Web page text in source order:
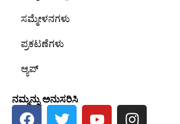
ಸಮ್ಮೇಳನಗಳು
ಪ್ರಕಟಣೆಗಳು
ಆ್ಯಪ್
ನಮ್ಮನ್ನು ಅನುಸರಿಸಿ
F
T
Y
I